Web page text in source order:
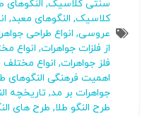
سنتی کلاسیک, النگوهای
کلاسیک, النگوهای معبد,
عروسی, انواع طراحی
از فلزات جواهرات, انواع
فلز جواهرات, انواع مختلف
اهمیت فرهنگی النگوهای
جواهرات بر مد, تاریخچه
طرح النگو طلا, طرح های